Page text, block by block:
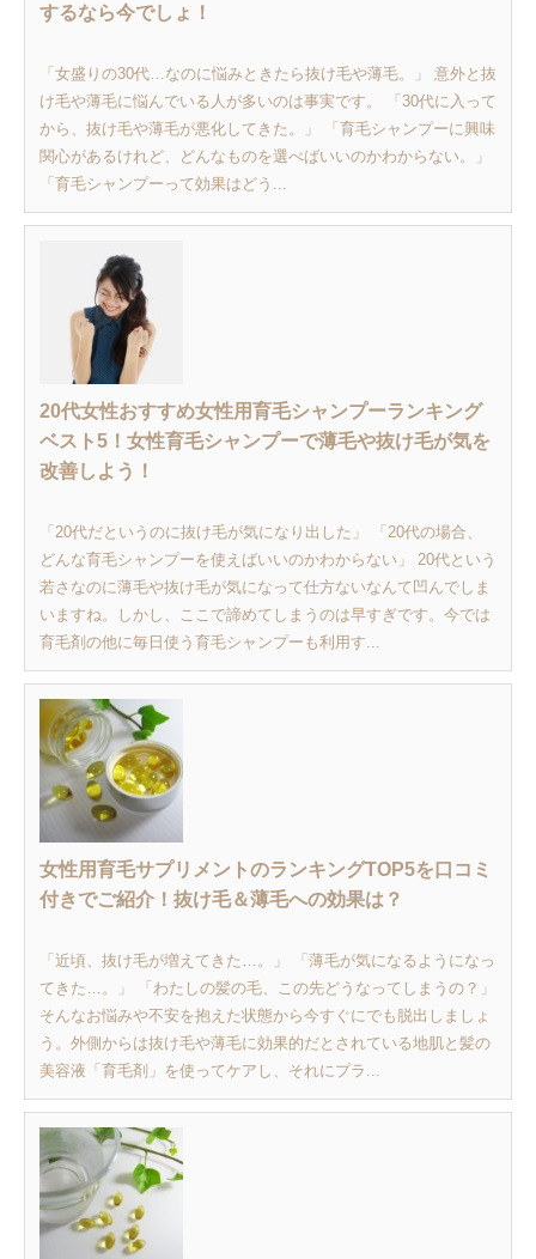
するなら今でしょ！
「女盛りの30代…なのに悩みときたら抜け毛や薄毛。」 意外と抜
け毛や薄毛に悩んでいる人が多いのは事実です。 「30代に入って
から、抜け毛や薄毛が悪化してきた。」 「育毛シャンプーに興味
関心があるけれど、どんなものを選べばいいのかわからない。」
「育毛シャンプーって効果はどう...
20代女性おすすめ女性用育毛シャンプーランキング
ベスト5！女性育毛シャンプーで薄毛や抜け毛が気を
改善しよう！
「20代だというのに抜け毛が気になり出した」 「20代の場合、
どんな育毛シャンプーを使えばいいのかわからない」 20代という
若さなのに薄毛や抜け毛が気になって仕方ないなんて凹んでしま
いますね。しかし、ここで諦めてしまうのは早すぎです。今では
育毛剤の他に毎日使う育毛シャンプーも利用す...
女性用育毛サプリメントのランキングTOP5を口コミ
付きでご紹介！抜け毛＆薄毛への効果は？
「近頃、抜け毛が増えてきた…。」 「薄毛が気になるようになっ
てきた…。」 「わたしの髪の毛、この先どうなってしまうの？」
そんなお悩みや不安を抱えた状態から今すぐにでも脱出しましょ
う。外側からは抜け毛や薄毛に効果的だとされている地肌と髪の
美容液「育毛剤」を使ってケアし、それにプラ...